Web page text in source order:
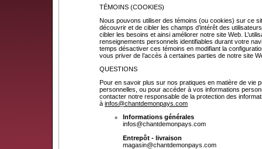
TÉMOINS (COOKIES)
Nous pouvons utiliser des témoins (ou cookies) sur ce
découvrir et de cibler les champs d’intérêt des
cibler les besoins et ainsi améliorer notre site Web.
renseignements personnels identifiables durant votre
temps désactiver ces témoins en modifiant la
vous priver de l’accès à certaines parties de notre site
QUESTIONS
Pour en savoir plus sur nos pratiques en matière de vie
personnelles, ou pour accéder à vos informations
contacter notre responsable de la protection des
à infos@chantdemonpays.com
Informations générales
infos@chantdemonpays.com
Entrepôt - livraison
magasin@chantdemonpays.com